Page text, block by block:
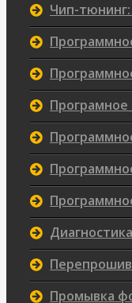
Чип-тюнинг:
Промывка